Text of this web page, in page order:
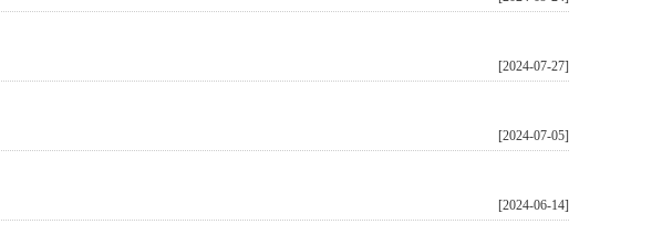
[2024-07-27]
[2024-07-05]
[2024-06-14]